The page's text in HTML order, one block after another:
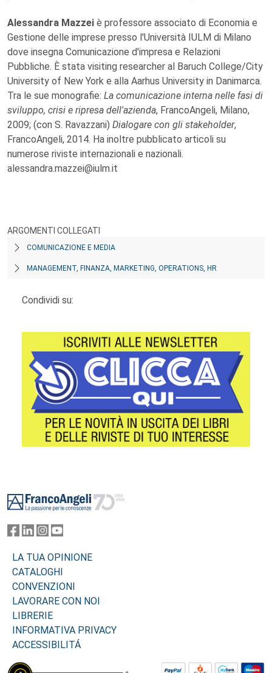
Alessandra Mazzei è professore associato di Economia e
Gestione delle imprese presso l'Università IULM di Milano
dove insegna Comunicazione d'impresa e Relazioni
Pubbliche. È stata visiting researcher al Baruch College/City
University of New York e alla Aarhus University in Danimarca.
Tra le sue monografie: La comunicazione interna nelle fasi di
sviluppo, crisi e ripresa dell'azienda, FrancoAngeli, Milano,
2009; (con S. Ravazzani) Dialogare con gli stakeholder,
FrancoAngeli, 2014. Ha inoltre pubblicato articoli su
numerose riviste internazionali e nazionali.
alessandra.mazzei@iulm.it
ARGOMENTI COLLEGATI
COMUNICAZIONE E MEDIA
MANAGEMENT, FINANZA, MARKETING, OPERATIONS, HR
Condividi su:
LA TUA OPINIONE
CATALOGHI
CONVENZIONI
LAVORARE CON NOI
LIBRERIE
INFORMATIVA PRIVACY
ACCESSIBILITÁ